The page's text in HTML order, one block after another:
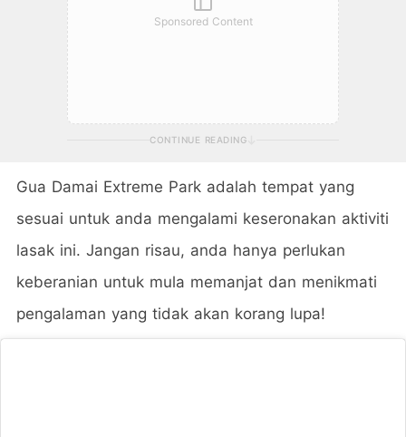
Sponsored Content
CONTINUE READING
Gua Damai Extreme Park adalah tempat yang
sesuai untuk anda mengalami keseronakan aktiviti
lasak ini. Jangan risau, anda hanya perlukan
keberanian untuk mula memanjat dan menikmati
pengalaman yang tidak akan korang lupa!